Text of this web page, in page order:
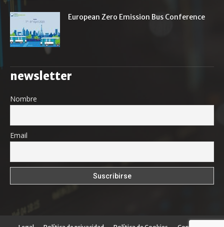
European Zero Emission Bus Conference
newsletter
Nombre
Email